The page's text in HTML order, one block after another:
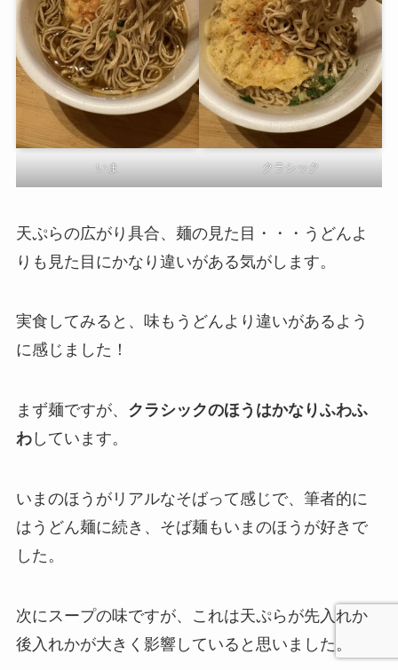
いま クラシック
天ぷらの広がり具合、麺の見た目・・・うどんよ
りも見た目にかなり違いがある気がします。
実食してみると、味もうどんより違いがあるよう
に感じました！
まず麺ですが、 クラシックのほうはかなりふわふ
わしています。
いまのほうがリアルなそばって感じで、筆者的に
はうどん麺に続き、そば麺もいまのほうが好きで
した。
次にスープの味ですが、これは天ぷらが先入れか
後入れかが大きく影響していると思いました。